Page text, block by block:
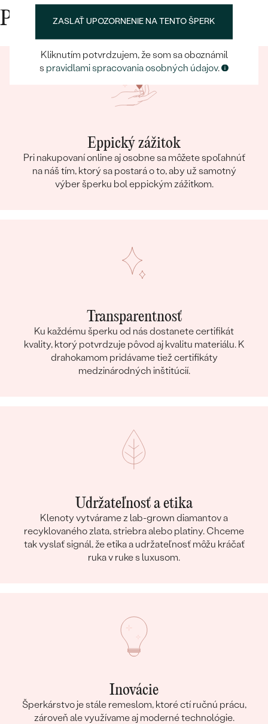
Prečo nakupovať v Eppi
Eppický zážitok
Pri nakupovaní online aj osobne sa môžete spoľahnúť
na náš tím, ktorý sa postará o to, aby už samotný
výber šperku bol eppickým zážitkom.
Transparentnosť
Ku každému šperku od nás dostanete certifikát
kvality, ktorý potvrdzuje pôvod aj kvalitu materiálu. K
drahokamom pridávame tiež certifikáty
medzinárodných inštitúcií.
Udržateľnosť a etika
Klenoty vytvárame z lab-grown diamantov a
recyklovaného zlata, striebra alebo platiny. Chceme
tak vyslať signál, že etika a udržateľnosť môžu kráčať
ruka v ruke s luxusom.
Inovácie
Šperkárstvo je stále remeslom, ktoré ctí ručnú prácu,
zároveň ale využívame aj moderné technológie.
ZASLAŤ UPOZORNENIE NA TENTO ŠPERK
Kliknutím potvrdzujem, že som sa oboznámil
s pravidlami spracovania osobných údajov.